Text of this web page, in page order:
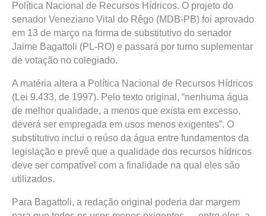
Política Nacional de Recursos Hídricos. O projeto do
senador Veneziano Vital do Rêgo (MDB-PB) foi aprovado
em 13 de março na forma de substitutivo do senador
Jaime Bagattoli (PL-RO) e passará por turno suplementar
de votação no colegiado.
A matéria altera a Política Nacional de Recursos Hídricos
(Lei 9.433, de 1997). Pelo texto original, “nenhuma água
de melhor qualidade, a menos que exista em excesso,
deverá ser empregada em usos menos exigentes”. O
substitutivo inclui o reúso da água entre fundamentos da
legislação e prevê que a qualidade dos recursos hídricos
deve ser compatível com a finalidade na qual eles são
utilizados.
Para Bagattoli, a redação original poderia dar margem